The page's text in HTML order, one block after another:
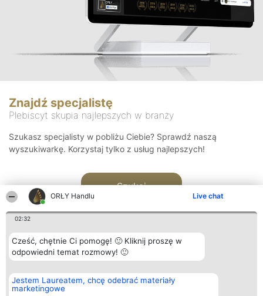
ORŁY Handlu Live chat
02:32
Cześć, chętnie Ci pomogę! 🙂 Kliknij proszę w
odpowiedni temat rozmowy! 🙂
Jestem Laureatem, chcę odebrać materiały
marketingowe
Znajdź specjalistę
Plebiscyt skupia najlepszych w branży
Szukasz specjalisty w pobliżu Ciebie? Sprawdź naszą
wyszukiwarkę. Korzystaj tylko z usług najlepszych!
Szukaj
Organizator plebiscytu
Bright Side Solutions sp. z o.
o. sp. k.
Plebiscyt
Laureaci
Kontakt
Kontakt